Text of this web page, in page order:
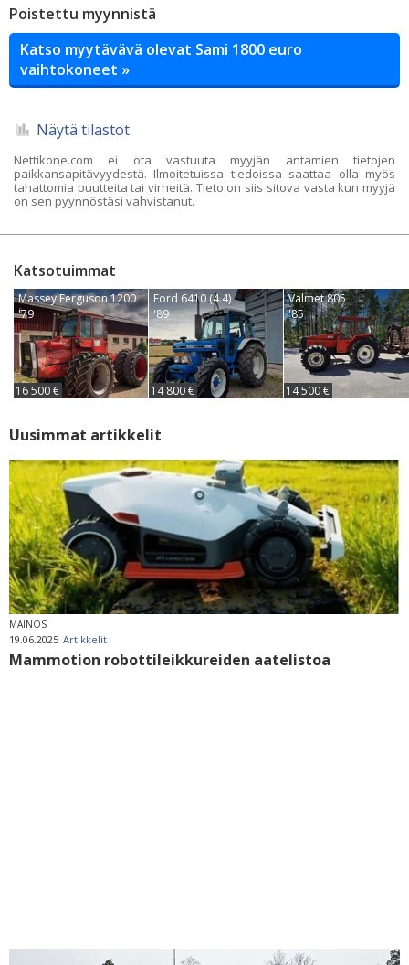
Poistettu myynnistä
Katso myytävävä olevat Sami 1800 euro
vaihtokoneet »
Näytä tilastot
Nettikone.com ei ota vastuuta myyjän antamien tietojen
paikkansapitävyydestä. Ilmoitetuissa tiedoissa saattaa olla myös
tahattomia puutteita tai virheitä. Tieto on siis sitova vasta kun myyjä
on sen pyynnöstäsi vahvistanut.
Katsotuimmat
Massey Ferguson 1200
'79
16 500 €
Ford 6410 (4.4)
'89
14 800 €
Valmet 805
'85
14 500 €
Uusimmat artikkelit
MAINOS
19.06.2025 Artikkelit
Mammotion robottileikkureiden aatelistoa